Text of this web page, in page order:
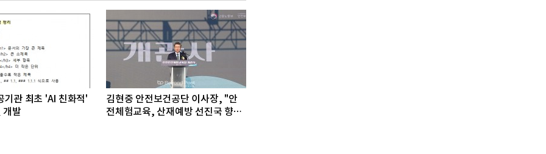
기관 최초 'AI 친화적'
개발
김현중 안전보건공단 이사장, "안
전체험교육, 산재예방 선진국 향한